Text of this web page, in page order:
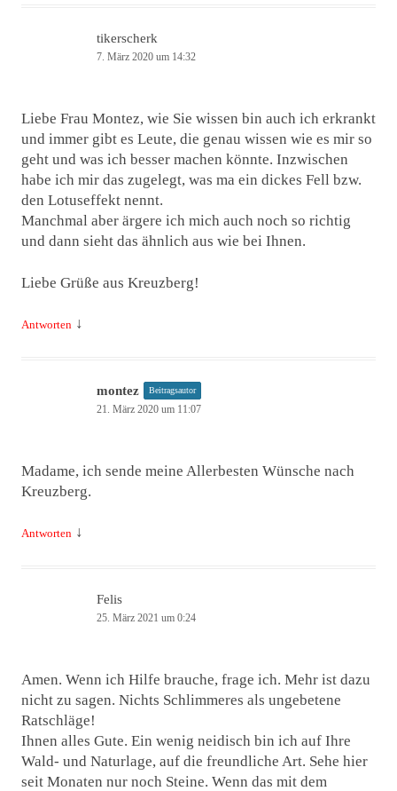
tikerscherk
7. März 2020 um 14:32
Liebe Frau Montez, wie Sie wissen bin auch ich erkrankt
und immer gibt es Leute, die genau wissen wie es mir so
geht und was ich besser machen könnte. Inzwischen
habe ich mir das zugelegt, was ma ein dickes Fell bzw.
den Lotuseffekt nennt.
Manchmal aber ärgere ich mich auch noch so richtig
und dann sieht das ähnlich aus wie bei Ihnen.
Liebe Grüße aus Kreuzberg!
Antworten ↓
montez Beitragsautor
21. März 2020 um 11:07
Madame, ich sende meine Allerbesten Wünsche nach
Kreuzberg.
Antworten ↓
Felis
25. März 2021 um 0:24
Amen. Wenn ich Hilfe brauche, frage ich. Mehr ist dazu
nicht zu sagen. Nichts Schlimmeres als ungebetene
Ratschläge!
Ihnen alles Gute. Ein wenig neidisch bin ich auf Ihre
Wald- und Naturlage, auf die freundliche Art. Sehe hier
seit Monaten nur noch Steine. Wenn das mit dem